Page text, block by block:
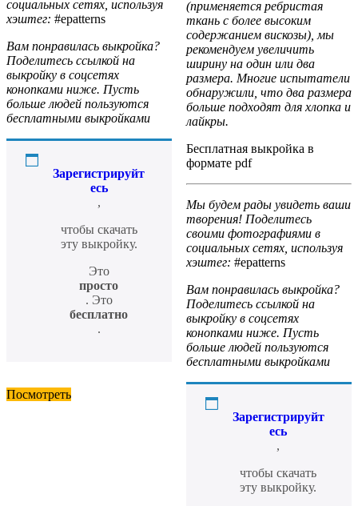
социальных сетях, используя
хэштег: #epatterns
Вам понравилась выкройка?
Поделитесь ссылкой на
выкройку в соцсетях
конопками ниже. Пусть
больше людей пользуются
бесплатными выкройками
Зарегистрируйт
есь
,
чтобы скачать
эту выкройку.
Это
просто
. Это
бесплатно
.
Посмотреть
(применяется ребристая
ткань с более высоким
содержанием вискозы), мы
рекомендуем увеличить
ширину на один или два
размера. Многие испытатели
обнаружили, что два размера
больше подходят для хлопка и
лайкры.
Бесплатная выкройка в
формате pdf
Мы будем рады увидеть ваши
творения! Поделитесь
своими фотографиями в
социальных сетях, используя
хэштег: #epatterns
Вам понравилась выкройка?
Поделитесь ссылкой на
выкройку в соцсетях
конопками ниже. Пусть
больше людей пользуются
бесплатными выкройками
Зарегистрируйт
есь
,
чтобы скачать
эту выкройку.